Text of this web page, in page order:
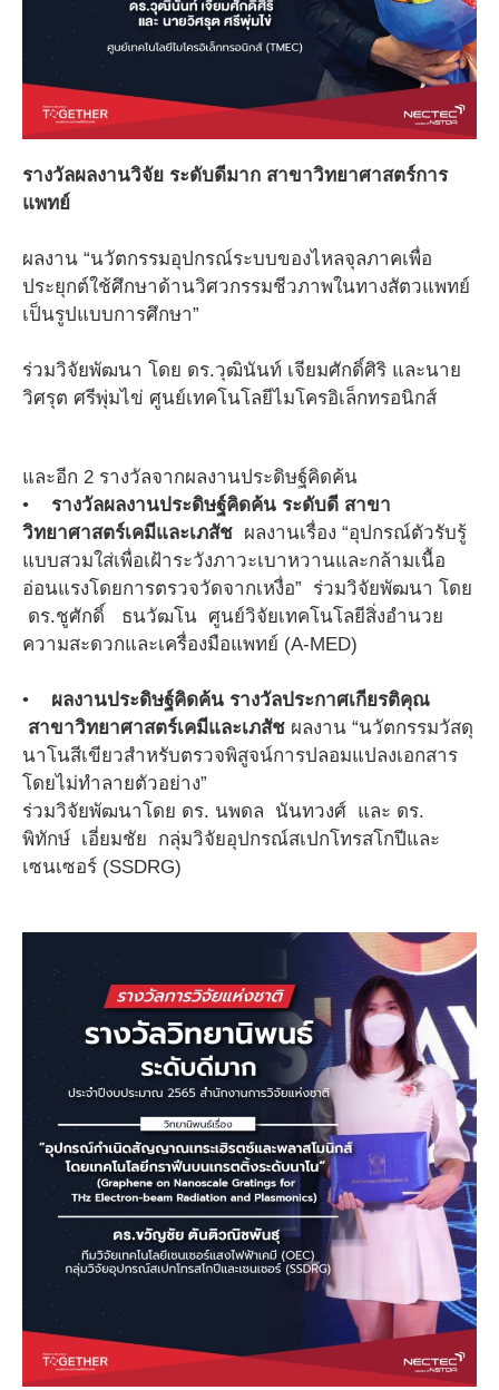
รางวัลผลงานวิจัย ระดับดีมาก สาขาวิทยาศาสตร์การ
แพทย์
ผลงาน “นวัตกรรมอุปกรณ์ระบบของไหลจุลภาคเพื่อ
ประยุกต์ใช้ศึกษาด้านวิศวกรรมชีวภาพในทางสัตวแพทย์
เป็นรูปแบบการศึกษา”
ร่วมวิจัยพัฒนา โดย ดร.วุฒินันท์ เจียมศักดิ์ศิริ และนาย
วิศรุต ศรีพุ่มไข่ ศูนย์เทคโนโลยีไมโครอิเล็กทรอนิกส์
และอีก 2 รางวัลจากผลงานประดิษฐ์คิดค้น
• รางวัลผลงานประดิษฐ์คิดค้น ระดับดี สาขา
วิทยาศาสตร์เคมีและเภสัช ผลงานเรื่อง “อุปกรณ์ตัวรับรู้
แบบสวมใส่เพื่อเฝ้าระวังภาวะเบาหวานและกล้ามเนื้อ
อ่อนแรงโดยการตรวจวัดจากเหงื่อ” ร่วมวิจัยพัฒนา โดย
ดร.ชูศักดิ์ ธนวัฒโน ศูนย์วิจัยเทคโนโลยีสิ่งอำนวย
ความสะดวกและเครื่องมือแพทย์ (A-MED)
• ผลงานประดิษฐ์คิดค้น รางวัลประกาศเกียรติคุณ
สาขาวิทยาศาสตร์เคมีและเภสัช ผลงาน “นวัตกรรมวัสดุ
นาโนสีเขียวสำหรับตรวจพิสูจน์การปลอมแปลงเอกสาร
โดยไม่ทำลายตัวอย่าง”
ร่วมวิจัยพัฒนาโดย ดร. นพดล นันทวงศ์ และ ดร.
พิทักษ์ เอี่ยมชัย กลุ่มวิจัยอุปกรณ์สเปกโทรสโกปีและ
เซนเซอร์ (SSDRG)